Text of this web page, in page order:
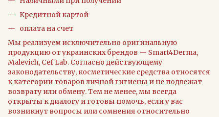
Кредитной картой
оплата на счет
Мы реализуем исключительно оригинальную
продукцию от украинских брендов — Smart4Derma,
Malevich, Cef Lab. Согласно действующему
законодательству, косметические средства относятся
к категории товаров личной гигиены и не подлежат
возврату или обмену. Тем не менее, мы всегда
открыты к диалогу и готовы помочь, если у вас
возникнут вопросы или сомнения относительно